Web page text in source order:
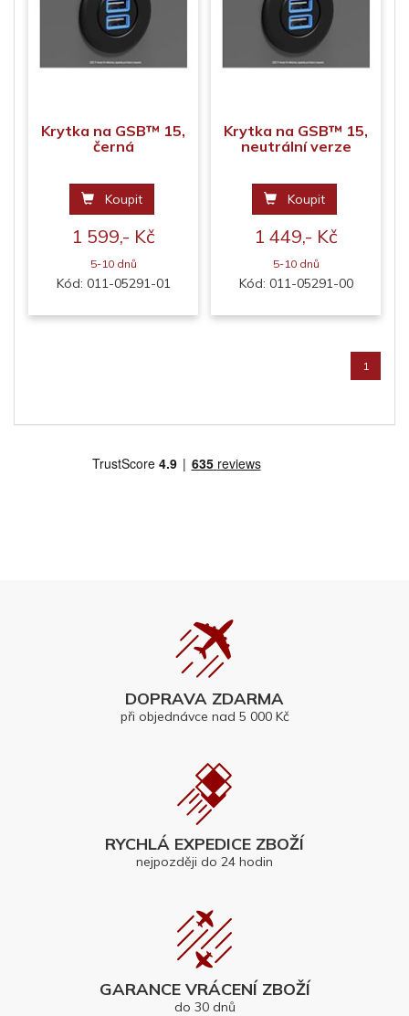
Krytka na GSB™ 15,
černá
Koupit
1 599,- Kč
5-10 dnů
Kód: 011-05291-01
Krytka na GSB™ 15,
neutrální verze
Koupit
1 449,- Kč
5-10 dnů
Kód: 011-05291-00
1
DOPRAVA ZDARMA
při objednávce nad 5 000 Kč
RYCHLÁ EXPEDICE ZBOŽÍ
nejpozději do 24 hodin
GARANCE VRÁCENÍ ZBOŽÍ
do 30 dnů